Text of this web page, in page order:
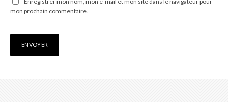
mon prochain commentaire.